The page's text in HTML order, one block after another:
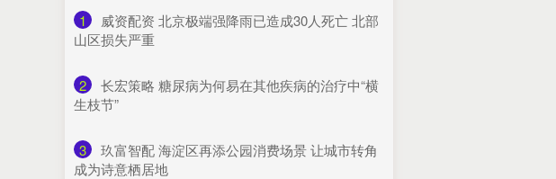
1
​威资配资 北京极端强降雨已造成30人死亡 北部
山区损失严重
2
​长宏策略 糖尿病为何易在其他疾病的治疗中“横
生枝节”
3
​玖富智配 海淀区再添公园消费场景 让城市转角
成为诗意栖居地